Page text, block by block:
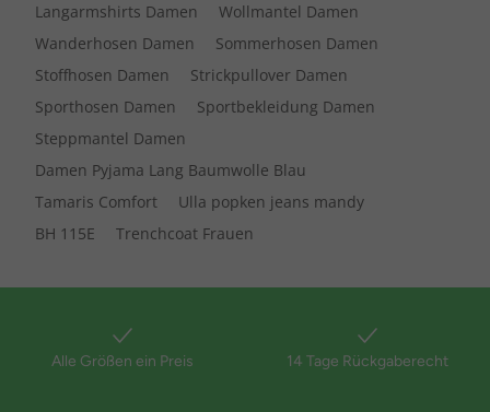
Langarmshirts Damen
Wollmantel Damen
Wanderhosen Damen
Sommerhosen Damen
Stoffhosen Damen
Strickpullover Damen
Sporthosen Damen
Sportbekleidung Damen
Steppmantel Damen
Damen Pyjama Lang Baumwolle Blau
Tamaris Comfort
Ulla popken jeans mandy
BH 115E
Trenchcoat Frauen
Alle Größen ein Preis 14 Tage Rückgaberecht